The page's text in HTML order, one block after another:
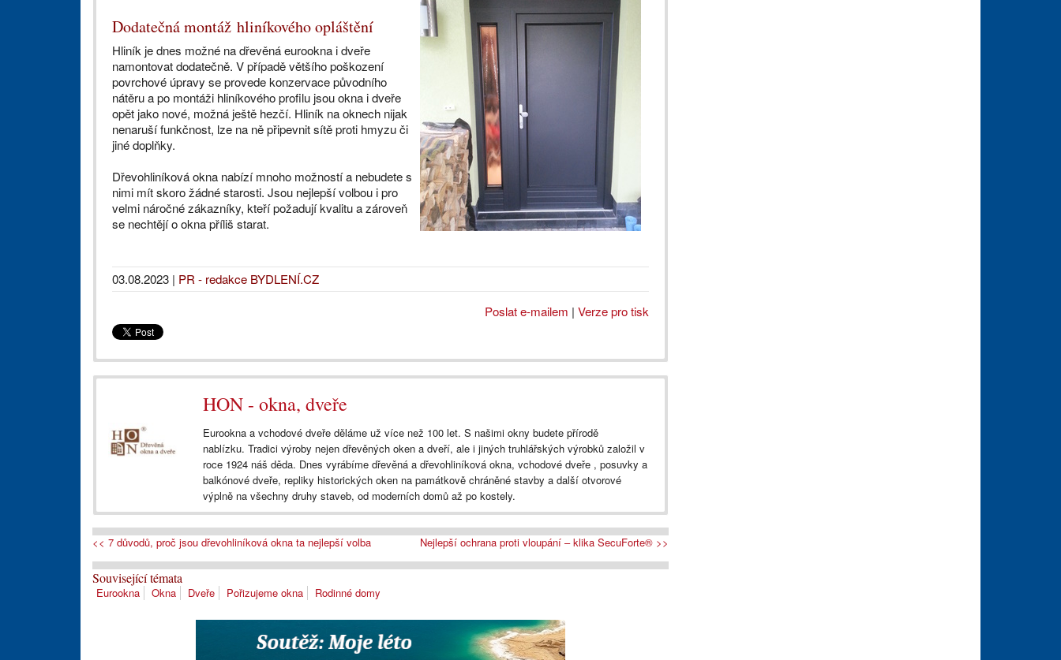
Dodatečná montáž hliníkového opláštění
Hliník je dnes možné na dřevěná eurookna i dveře
namontovat dodatečně. V případě většího poškození
povrchové úpravy se provede konzervace původního
nátěru a po montáži hliníkového profilu jsou okna i dveře
opět jako nové, možná ještě hezčí. Hliník na oknech nijak
nenaruší funkčnost, lze na ně připevnit sítě proti hmyzu či
jiné doplňky.
Dřevohliníková okna nabízí mnoho možností a nebudete s
nimi mít skoro žádné starosti. Jsou nejlepší volbou i pro
velmi náročné zákazníky, kteří požadují kvalitu a zároveň
se nechtějí o okna příliš starat.
03.08.2023 | PR - redakce BYDLENÍ.CZ
Poslat e-mailem | Verze pro tisk
HON - okna, dveře
Eurookna a vchodové dveře děláme už více než 100 let. S našimi okny budete přírodě
nablízku. Tradici výroby nejen dřevěných oken a dveří, ale i jiných truhlářských výrobků založil v
roce 1924 náš děda. Dnes vyrábíme dřevěná a dřevohliníková okna, vchodové dveře , posuvky a
balkónové dveře, repliky historických oken na památkově chráněné stavby a další otvorové
výplně na všechny druhy staveb, od moderních domů až po kostely.
<< 7 důvodů, proč jsou dřevohliníková okna ta nejlepší volba Nejlepší ochrana proti vloupání – klika SecuForte® >>
Související témata
Eurookna Okna Dveře Pořizujeme okna Rodinné domy